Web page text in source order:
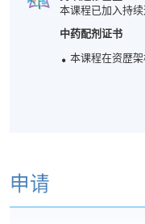
本课程已加入持
中药配剂证书
本课程在资歴
申请